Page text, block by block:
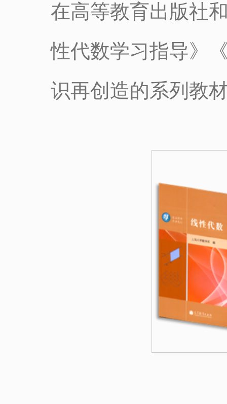
在高等教育出版社
性代数学习指导》
识再创造的系列教